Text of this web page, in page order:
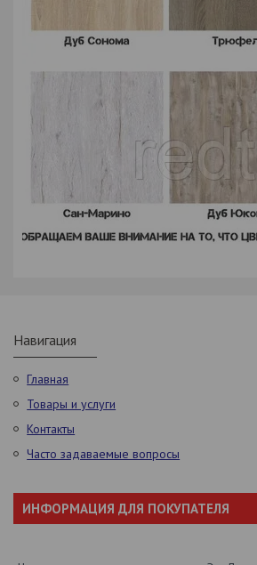
Навигация
Главная
Товары и услуги
Контакты
Часто задаваемые вопросы
ИНФОРМАЦИЯ ДЛЯ ПОКУПАТЕЛЯ